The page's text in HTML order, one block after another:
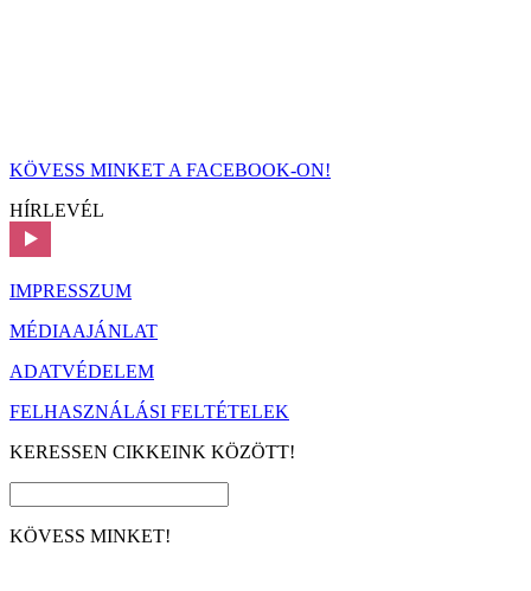
KÖVESS MINKET A FACEBOOK-ON!
HÍRLEVÉL
IMPRESSZUM
MÉDIAAJÁNLAT
ADATVÉDELEM
FELHASZNÁLÁSI FELTÉTELEK
KERESSEN CIKKEINK KÖZÖTT!
KÖVESS MINKET!